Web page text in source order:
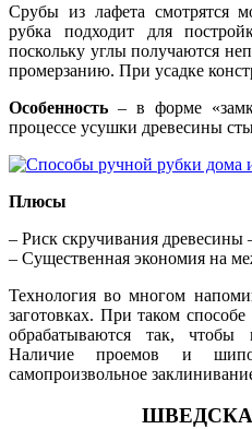
Срубы из лафета смотрятся
рубка подходит для
поскольку углы получаются
промерзанию. При усадке
Особенность – в форме
процессе усушки древесины
Плюсы
– Риск скручивания
– Существенная экономия на
Технология во многом
заготовках. При таком
обрабатываются так,
Наличие проемов и
самопроизвольное